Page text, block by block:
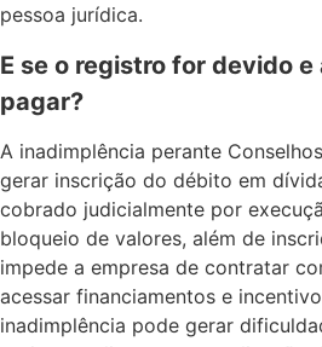
pessoa jurídica.
E se o registro for devido e
pagar?
A inadimplência perante
gerar inscrição do débito em
cobrado judicialmente por
bloqueio de valores, além de
impede a empresa de contratar
acessar financiamentos e
inadimplência pode gerar